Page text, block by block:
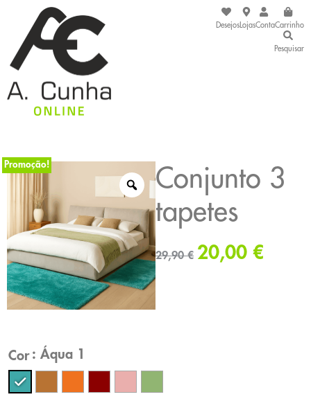
DesejosLojasContaCarrinho
Pesquisar
Promoção!
Conjunto 3
tapetes
29,90€ 20,00 €
Cor : Áqua 1